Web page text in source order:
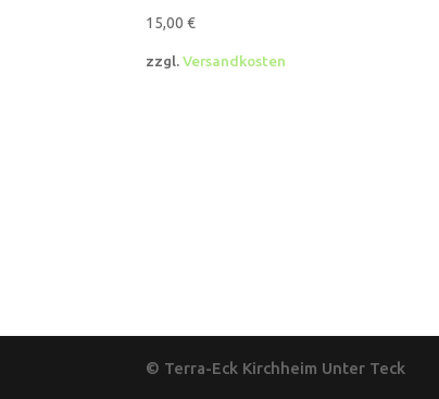
15,00€
zzgl.Versandkosten
© Terra-Eck Kirchheim Unter Teck